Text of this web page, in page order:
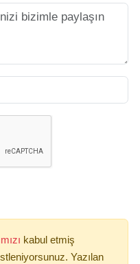
kabul etmiş
Yazılan